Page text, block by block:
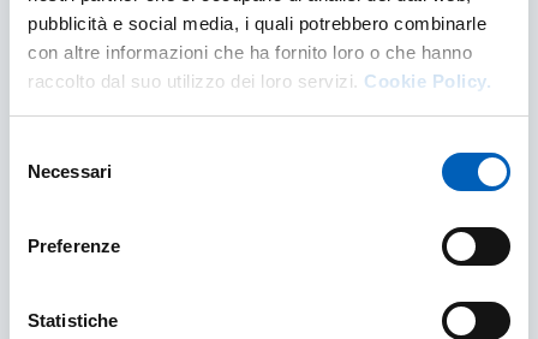
pubblicità e social media, i quali potrebbero combinarle
con altre informazioni che ha fornito loro o che hanno
raccolto dal suo utilizzo dei loro servizi. Cookie Policy.
delNecessari
Preferenze
Statistiche
radioattivi, sono varianti di elementi chimici che
hanno un numero diverso di neutroni nel nucleo
rispetto agli isotopi stabili dello stesso...
SCOPRI DI PIÙRADIOISOTOPI